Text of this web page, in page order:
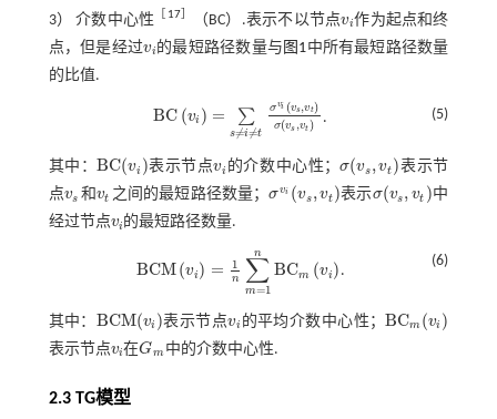
3） 介数中心性 ［ 17］ （BC）.表示不以节点vi
vi作为起点和终
点，但是经过vi
vi 的最短路径数量与 图1中所有最短路径数量
的比值.
BC (vi ) = ∑
s≠i≠t
σvi (vs,vt)
σ(vs ,vt)
BCvi =∑s ≠ ≠t vivs tσvs,vt . (5)
其中：BC(vi )
BC(vi) 表示节点vi
vi 的介数中心性；σ(vs ,vt )
σ(vs,vt)
表示节
点vs
vs 和vt
vt 之间的最短路径数量；σvi (vs ,vt )
σvi( vs,vt) 表示σ(vs , vt )
σ(vs,vt)
中
经过节点vi
vi 的最短路径数量.
BCM(vi ) = 1
n ∑
m=1
n
BCm (vi )
BCMvi=1n∑ m= 1n BC m vi .
(6)
其中： BCM(vi )
BCM(vi) 表示节点vi
vi 的平均介数中心性；BCm (vi )
BCm(vi)
表示节点vi
vi在Gm
Gm 中的介数中心性.
2.3 TG模型